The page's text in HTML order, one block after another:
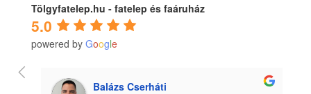
Tölgyfatelep.hu - fatelep és faáruház
5.0
powered by Google
Balázs Cserháti